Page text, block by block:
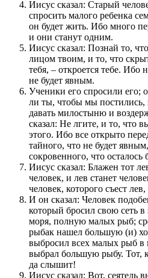
Иисус сказал: Старый
спросить малого ребенка
он будет жить. Ибо много
и они станут одним.
Иисус сказал: Познай то,
лицом твоим, и то, что
тебя, – откроется тебе. Ибо
не будет явным.
Ученики его спросили его;
ли ты, чтобы мы постились,
давать милостыню и
сказал: Не лгите, и то, что
этого. Ибо все открыто
тайного, что не будет
сокровенного, что
Иисус сказал: Блажен тот
человек, и лев станет
человек, которого съест
И он сказал: Человек
который бросил свою сеть
моря, полную малых рыб;
рыбак нашел большую (и)
выбросил всех малых рыб в
выбрал большую рыбу. Тот,
да слышит!
Иисус сказал: Вот, сеятель